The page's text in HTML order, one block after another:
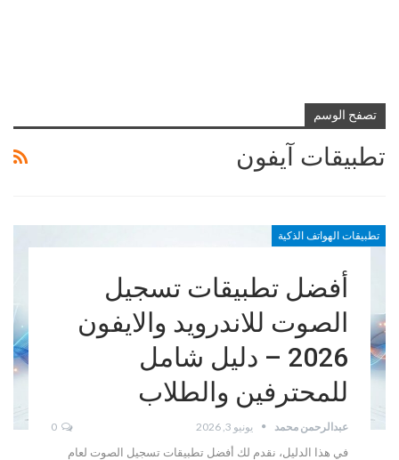
تصفح الوسم
تطبيقات آيفون
تطبيقات الهواتف الذكية
أفضل تطبيقات تسجيل
الصوت للاندرويد والايفون
2026 – دليل شامل
للمحترفين والطلاب
عبدالرحمن محمد يونيو 3, 2026 0
في هذا الدليل، نقدم لك أفضل تطبيقات تسجيل الصوت لعام